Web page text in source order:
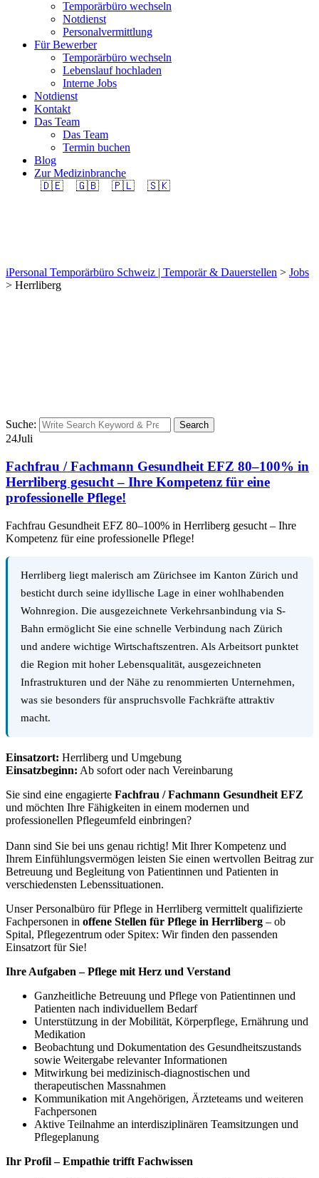
Temporärbüro wechseln
Notdienst
Personalvermittlung
Für Bewerber
Temporärbüro wechseln
Lebenslauf hochladen
Interne Jobs
Notdienst
Kontakt
Das Team
Das Team
Termin buchen
Blog
Zur Medizinbranche
🇩🇪
🇬🇧 🇵🇱 🇸🇰
iPersonal Temporärbüro Schweiz | Temporär & Dauerstellen > Jobs
> Herrliberg
Suche: Search
24Juli
Fachfrau / Fachmann Gesundheit EFZ 80–100% in
Herrliberg gesucht – Ihre Kompetenz für eine
professionelle Pflege!
Fachfrau Gesundheit EFZ 80–100% in Herrliberg gesucht – Ihre
Kompetenz für eine professionelle Pflege!
Herrliberg liegt malerisch am Zürichsee im Kanton Zürich und
besticht durch seine idyllische Lage in einer wohlhabenden
Wohnregion. Die ausgezeichnete Verkehrsanbindung via S-
Bahn ermöglicht Sie eine schnelle Verbindung nach Zürich
und andere wichtige Wirtschaftszentren. Als Arbeitsort punktet
die Region mit hoher Lebensqualität, ausgezeichneten
Infrastrukturen und der Nähe zu renommierten Unternehmen,
was sie besonders für anspruchsvolle Fachkräfte attraktiv
macht.
Einsatzort: Herrliberg und Umgebung
Einsatzbeginn: Ab sofort oder nach Vereinbarung
Sie sind eine engagierte Fachfrau / Fachmann Gesundheit EFZ
und möchten Ihre Fähigkeiten in einem modernen und
professionellen Pflegeumfeld einbringen?
Dann sind Sie bei uns genau richtig! Mit Ihrer Kompetenz und
Ihrem Einfühlungsvermögen leisten Sie einen wertvollen Beitrag zur
Betreuung und Begleitung von Patientinnen und Patienten in
verschiedensten Lebenssituationen.
Unser Personalbüro für Pflege in Herrliberg vermittelt qualifizierte
Fachpersonen in offene Stellen für Pflege in Herrliberg – ob
Spital, Pflegezentrum oder Spitex: Wir finden den passenden
Einsatzort für Sie!
Ihre Aufgaben – Pflege mit Herz und Verstand
Ganzheitliche Betreuung und Pflege von Patientinnen und
Patienten nach individuellem Bedarf
Unterstützung in der Mobilität, Körperpflege, Ernährung und
Medikation
Beobachtung und Dokumentation des Gesundheitszustands
sowie Weitergabe relevanter Informationen
Mitwirkung bei medizinisch-diagnostischen und
therapeutischen Massnahmen
Kommunikation mit Angehörigen, Ärzteteams und weiteren
Fachpersonen
Aktive Teilnahme an interdisziplinären Teamsitzungen und
Pflegeplanung
Ihr Profil – Empathie trifft Fachwissen